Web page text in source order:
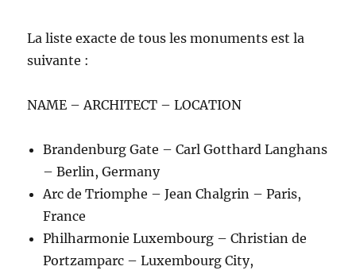
La liste exacte de tous les monuments est la
suivante :
NAME – ARCHITECT – LOCATION
Brandenburg Gate – Carl Gotthard Langhans
– Berlin, Germany
Arc de Triomphe – Jean Chalgrin – Paris,
France
Philharmonie Luxembourg – Christian de
Portzamparc – Luxembourg City,